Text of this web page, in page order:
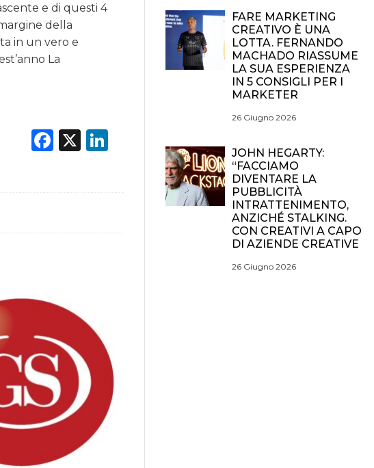
e di questi 4
della
in un vero e
La
Facebook
X LinkedIn
FARE MARKETING
CREATIVO È UNA
LOTTA. FERNANDO
MACHADO RIASSUME
LA SUA ESPERIENZA
IN 5 CONSIGLI PER I
MARKETER
26 Giugno 2026
JOHN HEGARTY:
“FACCIAMO
DIVENTARE LA
PUBBLICITÀ
INTRATTENIMENTO,
ANZICHÉ STALKING.
CON CREATIVI A CAPO
DI AZIENDE CREATIVE
26 Giugno 2026